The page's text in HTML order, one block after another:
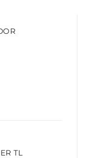
TL